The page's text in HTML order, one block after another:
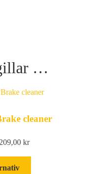
…
cleaner
209,00 krPrisintervall: